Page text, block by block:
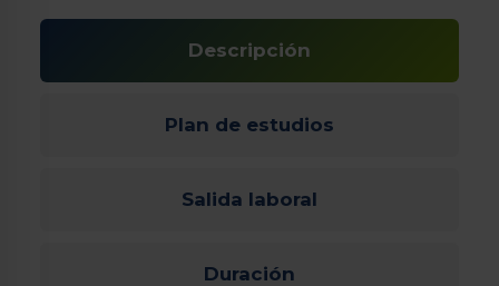
Descripción
Plan de estudios
Salida laboral
Duración